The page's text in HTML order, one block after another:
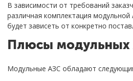
В зависимости от требований
различная комплектация
будет зависеть от конкретно
Плюсы модульных
Модульные АЗС обладают